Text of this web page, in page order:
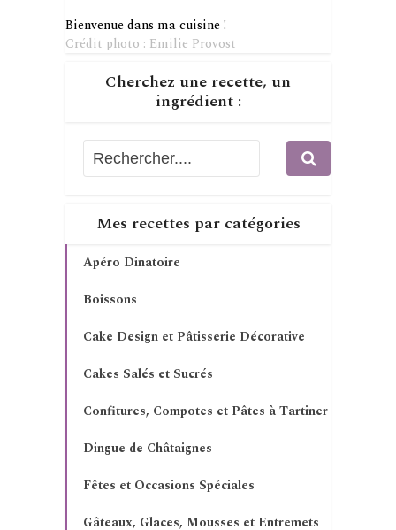
Bienvenue dans ma cuisine !
Crédit photo : Emilie Provost
Cherchez une recette, un
ingrédient :
Mes recettes par catégories
Apéro Dinatoire
Boissons
Cake Design et Pâtisserie Décorative
Cakes Salés et Sucrés
Confitures, Compotes et Pâtes à Tartiner
Dingue de Châtaignes
Fêtes et Occasions Spéciales
Gâteaux, Glaces, Mousses et Entremets